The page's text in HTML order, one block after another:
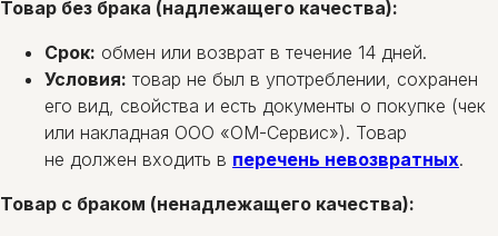
Товар без брака (надлежащего качества):
Срок: обмен или возврат в течение 14 дней.
Условия: товар не был в употреблении, сохранен
его вид, свойства и есть документы о покупке (чек
или накладная ООО «ОМ-Сервис»). Товар
не должен входить в перечень невозвратных.
Товар с браком (ненадлежащего качества):